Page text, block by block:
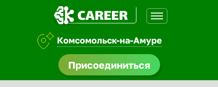
Комсомольск-на-Амуре
Присоединиться